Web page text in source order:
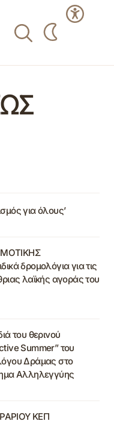
για όλους’
δρομολόγια για τις
λαϊκής αγοράς του
του θερινού
Summer” του
Δράμας στο
Αλληλεγγύης
ΚΕΠ